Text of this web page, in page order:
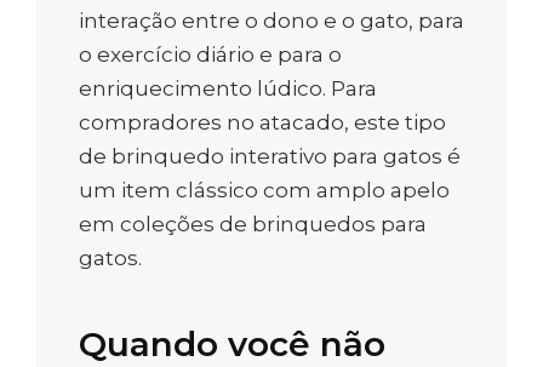
interação entre o dono e o gato, para
o exercício diário e para o
enriquecimento lúdico. Para
compradores no atacado, este tipo
de brinquedo interativo para gatos é
um item clássico com amplo apelo
em coleções de brinquedos para
gatos.
Quando você não